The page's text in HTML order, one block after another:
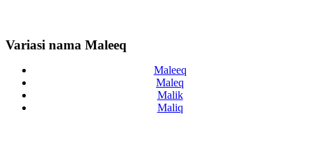
Variasi nama Maleeq
Maleeq
Maleq
Malik
Maliq